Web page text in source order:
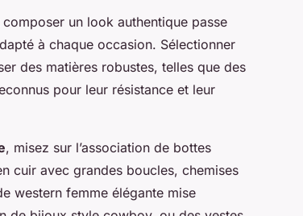
un look authentique passe
à chaque occasion. Sélectionner
des matières robustes, telles que des
pour leur résistance et leur
, misez sur l’association de bottes
cuir avec grandes boucles, chemises
western femme élégante mise